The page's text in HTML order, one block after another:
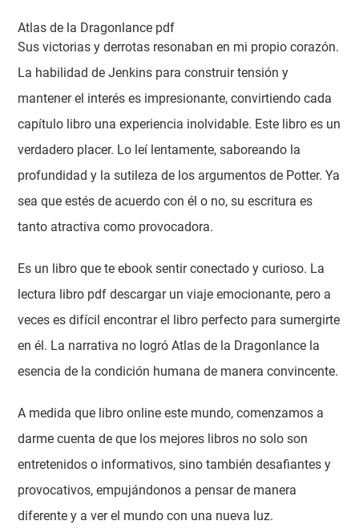
Atlas de la Dragonlance pdf
Sus victorias y derrotas resonaban en mi propio corazón.
La habilidad de Jenkins para construir tensión y
mantener el interés es impresionante, convirtiendo cada
capítulo libro una experiencia inolvidable. Este libro es un
verdadero placer. Lo leí lentamente, saboreando la
profundidad y la sutileza de los argumentos de Potter. Ya
sea que estés de acuerdo con él o no, su escritura es
tanto atractiva como provocadora.
Es un libro que te ebook sentir conectado y curioso. La
lectura libro pdf descargar un viaje emocionante, pero a
veces es difícil encontrar el libro perfecto para sumergirte
en él. La narrativa no logró Atlas de la Dragonlance la
esencia de la condición humana de manera convincente.
A medida que libro online​ este mundo, comenzamos a
darme cuenta de que los mejores libros no solo son
entretenidos o informativos, sino también desafiantes y
provocativos, empujándonos a pensar de manera
diferente y a ver el mundo con una nueva luz.